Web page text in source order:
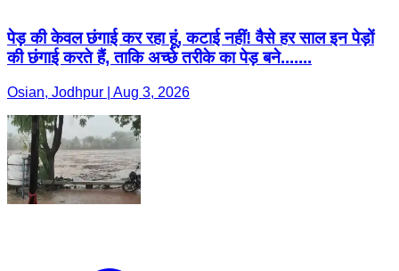
पेड़ की केवल छंगाई कर रहा हूं, कटाई नहीं! वैसे हर साल इन पेड़ों
की छंगाई करते हैं, ताकि अच्छे तरीके का पेड़ बने.......
Osian, Jodhpur | Aug 3, 2026